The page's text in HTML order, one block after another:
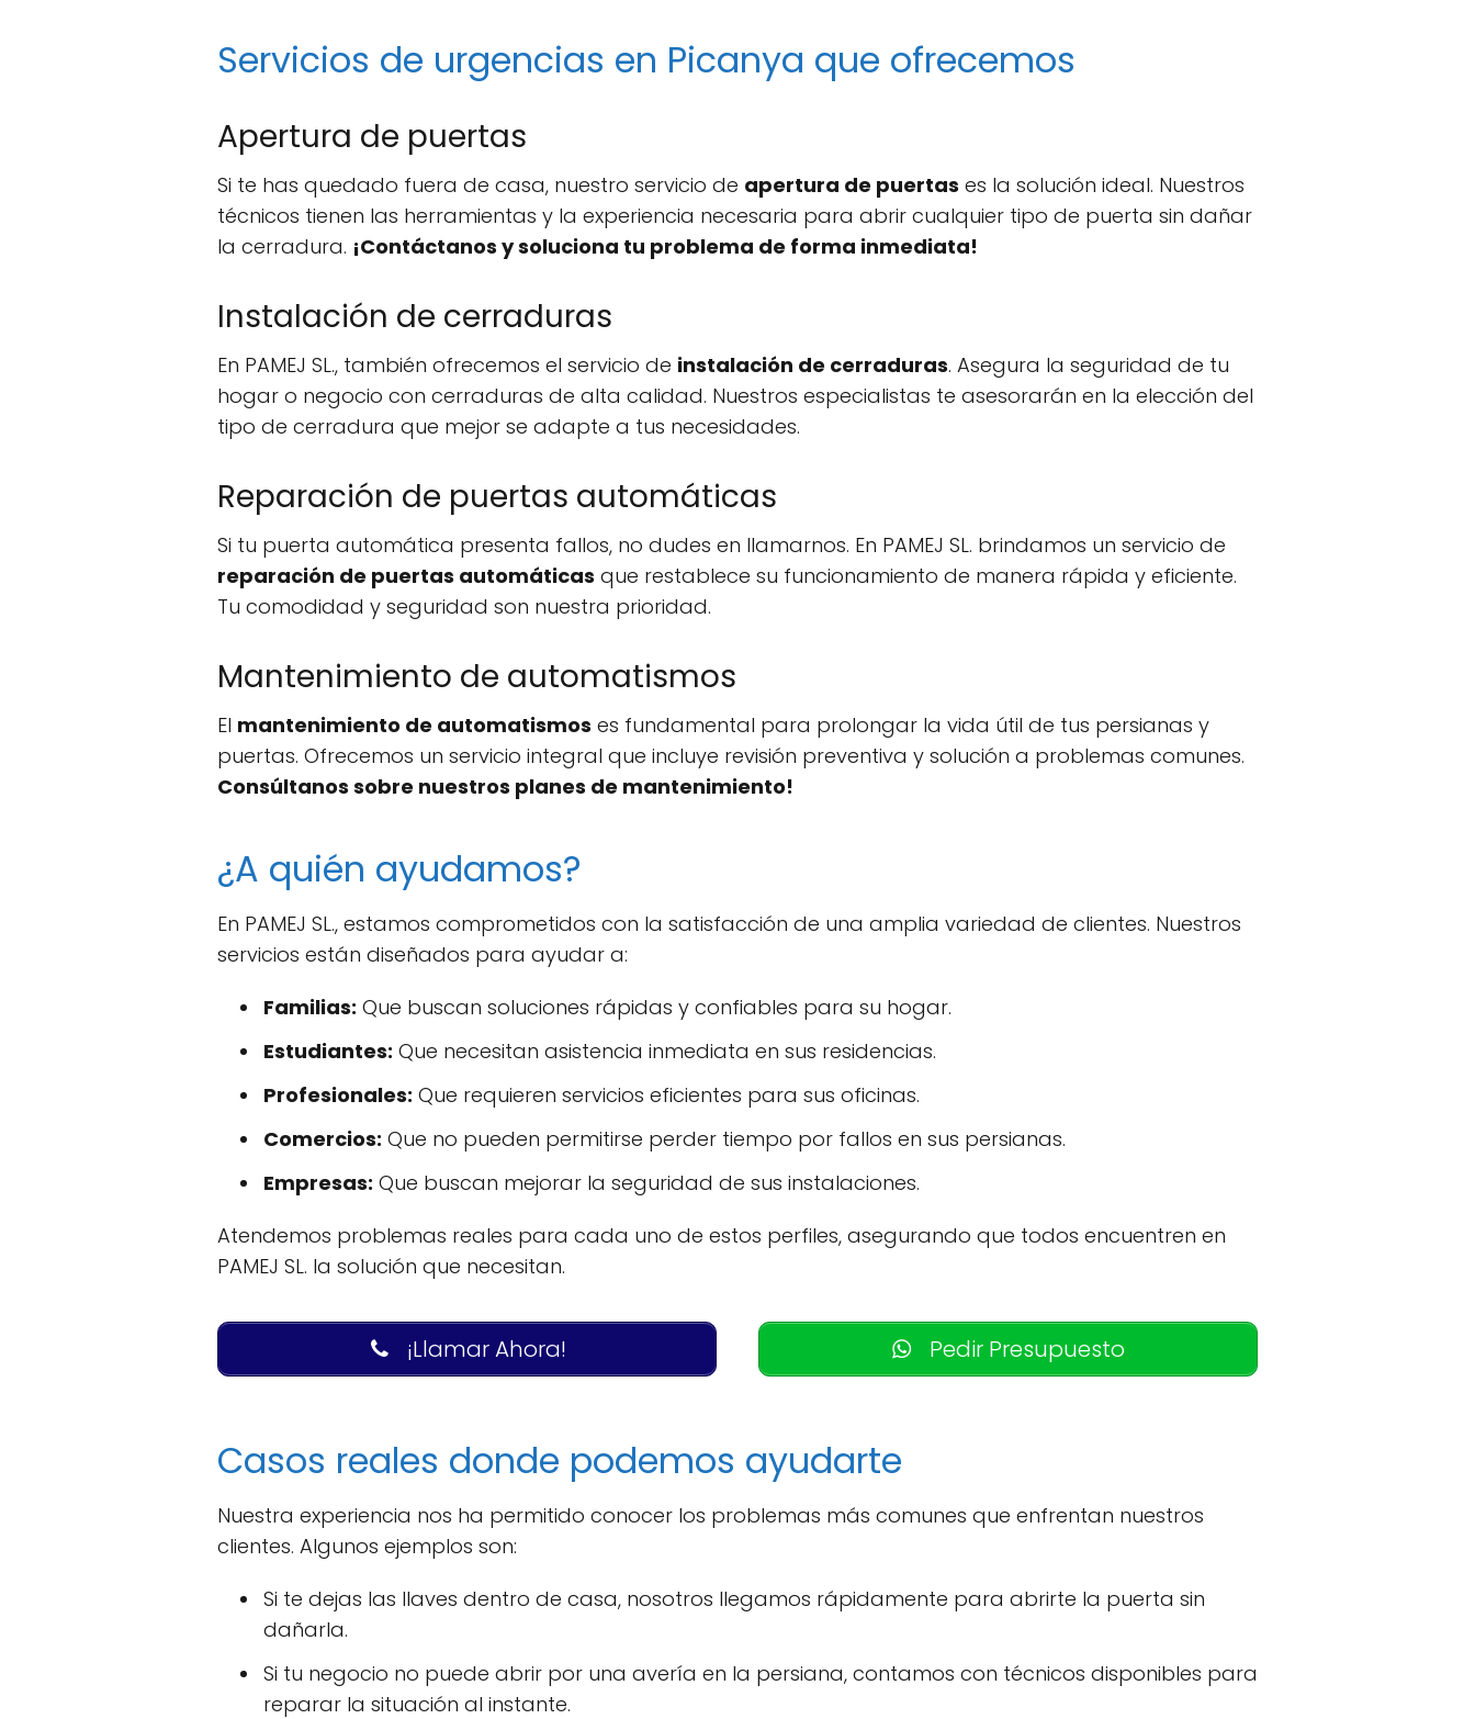
Servicios de urgencias en Picanya que ofrecemos
Apertura de puertas
Si te has quedado fuera de casa, nuestro servicio de apertura de puertas es la solución ideal. Nuestros
técnicos tienen las herramientas y la experiencia necesaria para abrir cualquier tipo de puerta sin dañar
la cerradura. ¡Contáctanos y soluciona tu problema de forma inmediata!
Instalación de cerraduras
En PAMEJ SL., también ofrecemos el servicio de instalación de cerraduras. Asegura la seguridad de tu
hogar o negocio con cerraduras de alta calidad. Nuestros especialistas te asesorarán en la elección del
tipo de cerradura que mejor se adapte a tus necesidades.
Reparación de puertas automáticas
Si tu puerta automática presenta fallos, no dudes en llamarnos. En PAMEJ SL. brindamos un servicio de
reparación de puertas automáticas que restablece su funcionamiento de manera rápida y eficiente.
Tu comodidad y seguridad son nuestra prioridad.
Mantenimiento de automatismos
El mantenimiento de automatismos es fundamental para prolongar la vida útil de tus persianas y
puertas. Ofrecemos un servicio integral que incluye revisión preventiva y solución a problemas comunes.
Consúltanos sobre nuestros planes de mantenimiento!
¿A quién ayudamos?
En PAMEJ SL., estamos comprometidos con la satisfacción de una amplia variedad de clientes. Nuestros
servicios están diseñados para ayudar a:
Familias: Que buscan soluciones rápidas y confiables para su hogar.
Estudiantes: Que necesitan asistencia inmediata en sus residencias.
Profesionales: Que requieren servicios eficientes para sus oficinas.
Comercios: Que no pueden permitirse perder tiempo por fallos en sus persianas.
Empresas: Que buscan mejorar la seguridad de sus instalaciones.
Atendemos problemas reales para cada uno de estos perfiles, asegurando que todos encuentren en
PAMEJ SL. la solución que necesitan.
¡Llamar Ahora! Pedir Presupuesto
Casos reales donde podemos ayudarte
Nuestra experiencia nos ha permitido conocer los problemas más comunes que enfrentan nuestros
clientes. Algunos ejemplos son:
Si te dejas las llaves dentro de casa, nosotros llegamos rápidamente para abrirte la puerta sin
dañarla.
Si tu negocio no puede abrir por una avería en la persiana, contamos con técnicos disponibles para
reparar la situación al instante.